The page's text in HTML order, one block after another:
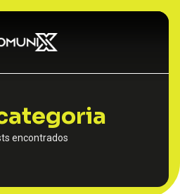
encontrados